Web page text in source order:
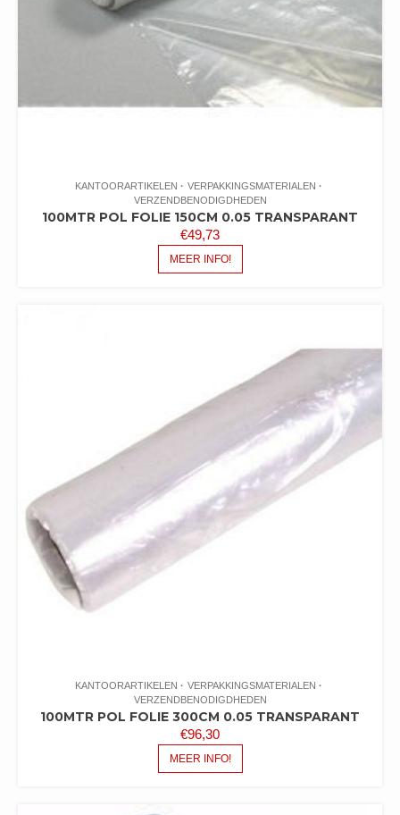
KANTOORARTIKELEN
VERPAKKINGSMATERIALEN
VERZENDBENODIGDHEDEN
100MTR POL FOLIE 150CM 0.05 TRANSPARANT
€49,73
MEER INFO!
KANTOORARTIKELEN
VERPAKKINGSMATERIALEN
VERZENDBENODIGDHEDEN
100MTR POL FOLIE 300CM 0.05 TRANSPARANT
€96,30
MEER INFO!